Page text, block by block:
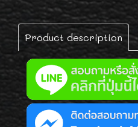
Product description